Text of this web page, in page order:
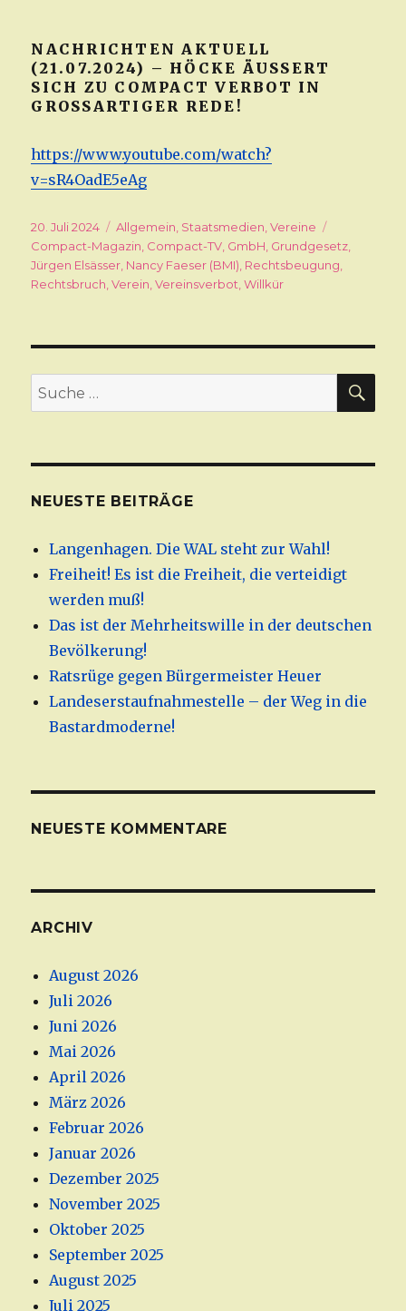
NACHRICHTEN AKTUELL
(21.07.2024) – HÖCKE ÄUSSERT S
ICH ZU COMPACT VERBOT IN G
ROSSARTIGER REDE!
https://www.youtube.com/watch?
v=sR4OadE5eAg
Veröffentlicht
am
20. Juli 2024 Kategorien
Allgemein Staatsmedien ,Vereine
Compact-Magazin Compact-TV GmbH Grundgesetz
Jürgen Elsässer Nancy Faeser (BMI) Rechtsbeugung
Rechtsbruch ,Verein ,Vereinsverbot ,Willkür
Suche
nach:
NEUESTE BEITRÄGE
Langenhagen. Die WAL steht zur Wahl!
Freiheit! Es ist die Freiheit, die verteidigt
werden muß!
Das ist der Mehrheitswille in der deutschen
Bevölkerung!
Ratsrüge gegen Bürgermeister Heuer
Landeserstaufnahmestelle – der Weg in die
Bastardmoderne!
NEUESTE KOMMENTARE
ARCHIV
August 2026
Juli 2026
Juni 2026
Mai 2026
April 2026
März 2026
Februar 2026
Januar 2026
Dezember 2025
November 2025
Oktober 2025
September 2025
August 2025
Juli 2025